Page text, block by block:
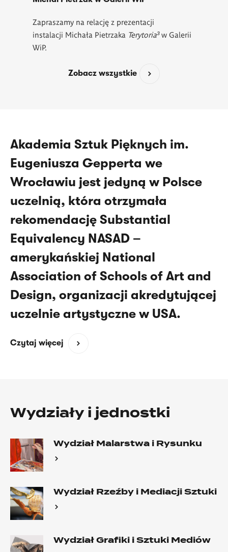
Zapraszamy na relację z prezentacji
instalacji Michała Pietrzaka Terytoria³w Galerii
WiP.
Zobacz wszystkie
Akademia Sztuk Pięknych im.
Eugeniusza Gepperta we
Wrocławiu jest jedyną w Polsce
uczelnią, która otrzymała
rekomendację Substantial
Equivalency NASAD –
amerykańskiej National
Association of Schools of Art and
Design, organizacji akredytującej
uczelnie artystyczne w USA.
Czytaj więcej
(opens
Wydziały i jednostki
Wydział Malarstwa i Rysunku
Wydział Rzeźby i Mediacji Sztuki
Wydział Grafiki i Sztuki Mediów